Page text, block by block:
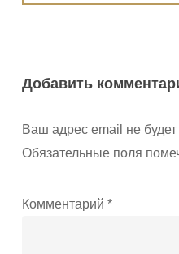
Добавить
Ваш адрес email не будет
Обязательные поля
Комментарий *